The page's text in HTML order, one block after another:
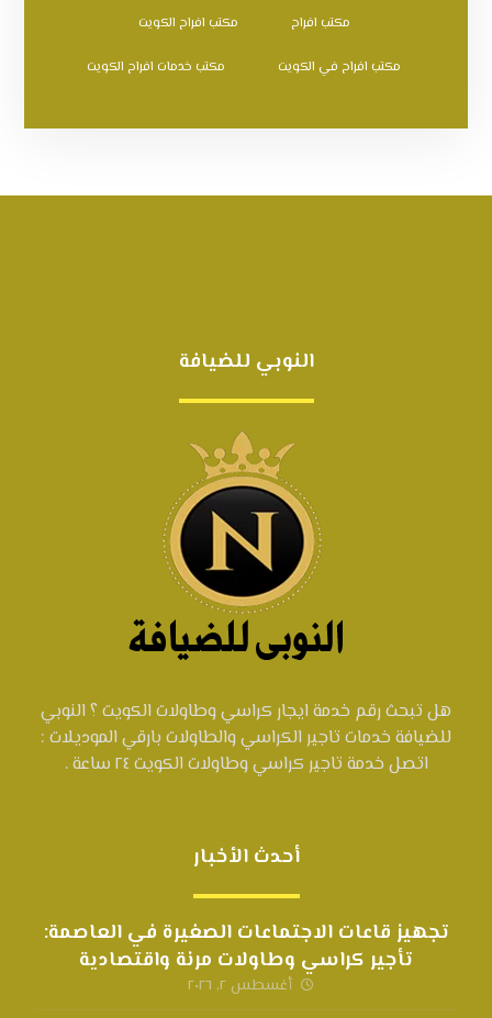
مكتب افراح مكتب افراح الكويت
مكتب افراح في الكويت مكتب خدمات افراح الكويت
النوبي للضيافة
هل تبحث رقم خدمة ايجار كراسي وطاولات الكويت ؟ النوبي
للضيافة خدمات تاجير الكراسي والطاولات بارقي الموديلات :
اتصل خدمة تاجير كراسي وطاولات الكويت ٢٤ ساعة .
أحدث الأخبار
تجهيز قاعات الاجتماعات الصغيرة في العاصمة:
تأجير كراسي وطاولات مرنة واقتصادية
أغسطس ٢, ٢٠٢٦